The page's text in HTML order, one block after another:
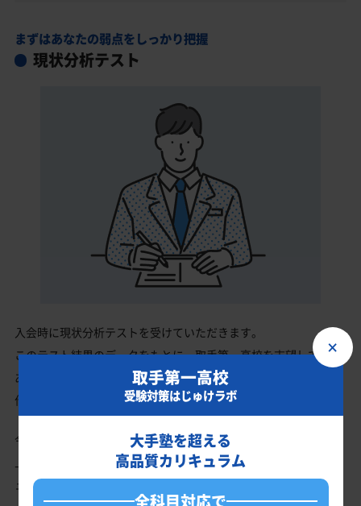
まずはあなたの弱点をしっかり把握
現状分析テスト
入会時に現状分析テストを受けていただきます。
このテスト結果のデータをもとに、取手第一高校を志望している
あなたに英語・数学・国語・理科・社会の最適なカリキュラムを
作成します。
今の成績・偏差値から取手第一高校の入試で確実に合格最低点以
上を取る、余裕を持って合格点を取るための勉強法、学習スケジ
ュールを明確にします。
×
取手第一高校
受験対策はじゅけラボ
大手塾を超える
高品質カリキュラム
全科目対応で